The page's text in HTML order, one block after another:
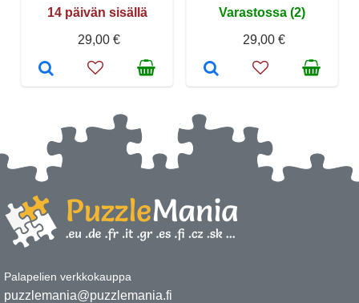
14 päivän sisällä
29,00 €
Varastossa (2)
29,00 €
Palapelien verkkokauppa
puzzlemania@puzzlemania.fi